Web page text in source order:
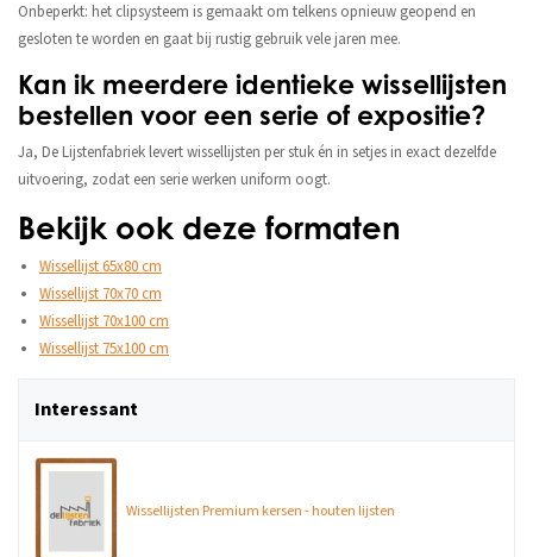
Onbeperkt: het clipsysteem is gemaakt om telkens opnieuw geopend en
gesloten te worden en gaat bij rustig gebruik vele jaren mee.
Kan ik meerdere identieke wissellijsten
bestellen voor een serie of expositie?
Ja, De Lijstenfabriek levert wissellijsten per stuk én in setjes in exact dezelfde
uitvoering, zodat een serie werken uniform oogt.
Bekijk ook deze formaten
Wissellijst 65x80 cm
Wissellijst 70x70 cm
Wissellijst 70x100 cm
Wissellijst 75x100 cm
Interessant
Wissellijsten Premium kersen - houten lijsten